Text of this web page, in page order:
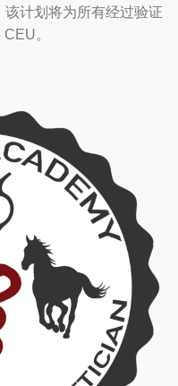
计划将为所有经过验证
。